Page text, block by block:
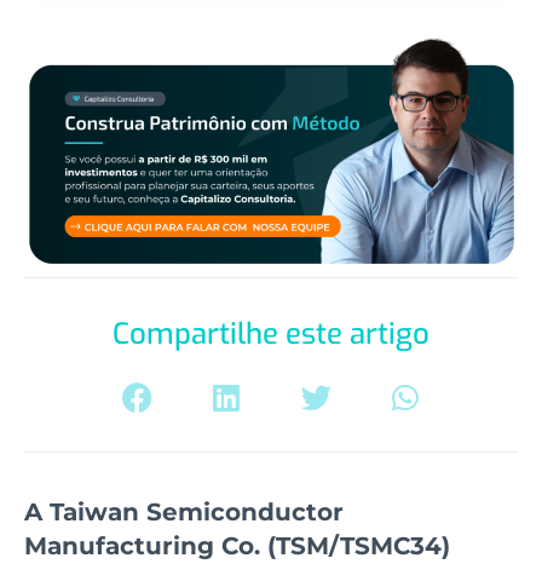
Compartilhe este artigo
A Taiwan Semiconductor
Manufacturing Co. (TSM/TSMC34)